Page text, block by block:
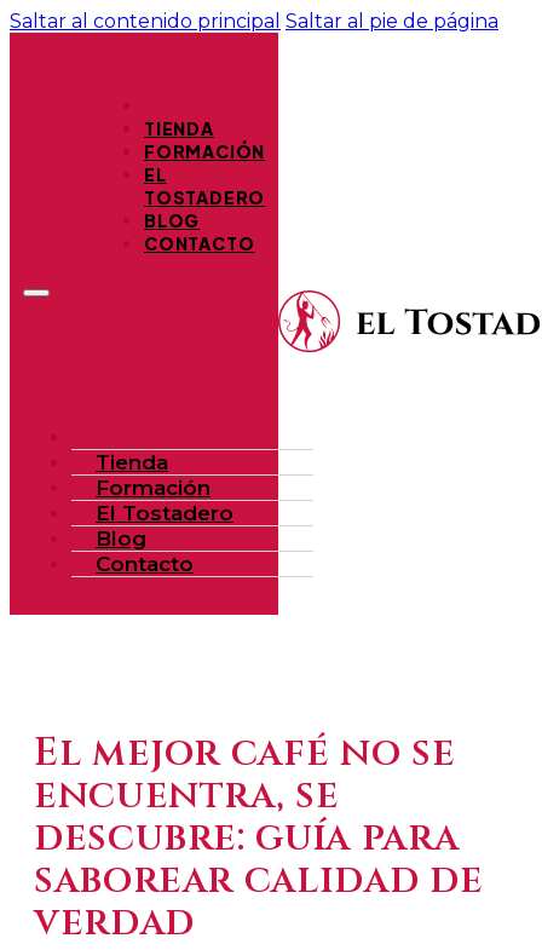
Saltar al contenido principal Saltar al pie de página
TIENDA
FORMACIÓN
EL
TOSTADERO
BLOG
CONTACTO
Tienda
Formación
El Tostadero
Blog
Contacto
El mejor café no se
encuentra, se
descubre: guía para
saborear calidad de
verdad